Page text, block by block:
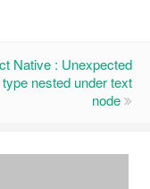
Native : Unexpected
nested under text
node